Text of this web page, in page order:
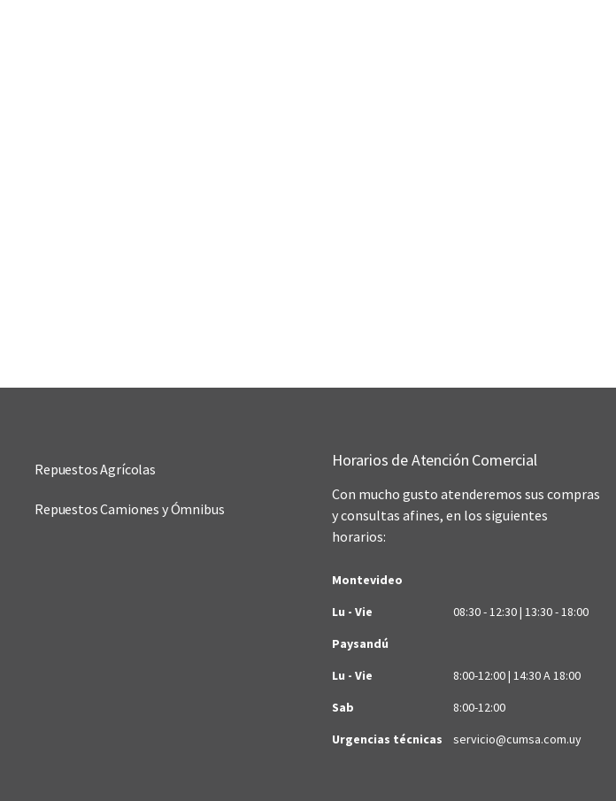
Repuestos Agrícolas
Repuestos Camiones y Ómnibus
Horarios de Atención Comercial
Con mucho gusto atenderemos sus compras
y consultas afines, en los siguientes
horarios:
Montevideo
Lu - Vie
08:30 - 12:30 | 13:30 - 18:00
Paysandú
Lu - Vie
8:00-12:00 | 14:30 A 18:00
Sab
8:00-12:00
Urgencias técnicas
servicio@cumsa.com.uy